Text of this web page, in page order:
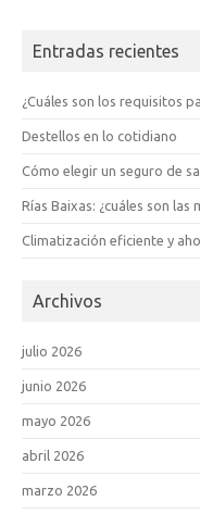
Entradas recientes
¿Cuáles son los requisitos
Destellos en lo cotidiano
Cómo elegir un seguro de
Rías Baixas: ¿cuáles son
Climatización eficiente y
Archivos
julio 2026
junio 2026
mayo 2026
abril 2026
marzo 2026